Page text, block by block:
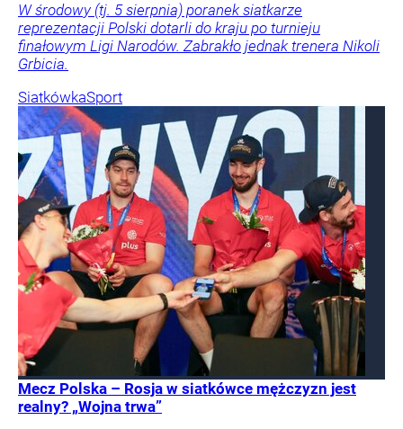
W środowy (tj. 5 sierpnia) poranek siatkarze
reprezentacji Polski dotarli do kraju po turnieju
finałowym Ligi Narodów. Zabrakło jednak trenera Nikoli
Grbicia.
SiatkówkaSport
Mecz Polska – Rosja w siatkówce mężczyzn jest
realny? „Wojna trwa”